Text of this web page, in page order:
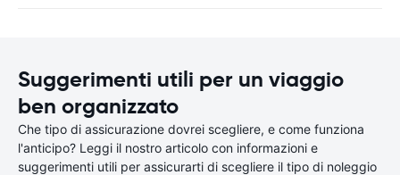
Suggerimenti utili per un viaggio
ben organizzato
Che tipo di assicurazione dovrei scegliere, e come funziona
l'anticipo? Leggi il nostro articolo con informazioni e
suggerimenti utili per assicurarti di scegliere il tipo di noleggio